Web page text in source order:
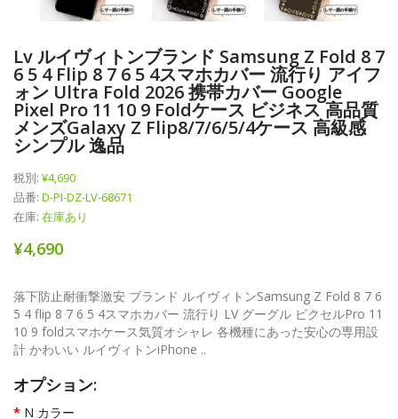
Lv ルイヴィトンブランド Samsung Z Fold 8 7
6 5 4 Flip 8 7 6 5 4スマホカバー 流行り アイフ
ォン Ultra Fold 2026 携帯カバー Google
Pixel Pro 11 10 9 Foldケース ビジネス 高品質
メンズGalaxy Z Flip8/7/6/5/4ケース 高級感
シンプル 逸品
税別: ¥4,690
品番: D-PI-DZ-LV-68671
在庫: 在庫あり
¥4,690
落下防止耐衝撃激安 ブランド ルイヴィトンSamsung Z Fold 8 7 6
5 4 flip 8 7 6 5 4スマホカバー 流行り LV グーグル ピクセルPro 11
10 9 foldスマホケース気質オシャレ 各機種にあった安心の専用設
計 かわいい ルイヴィトンiPhone ..
オプション:
N カラー